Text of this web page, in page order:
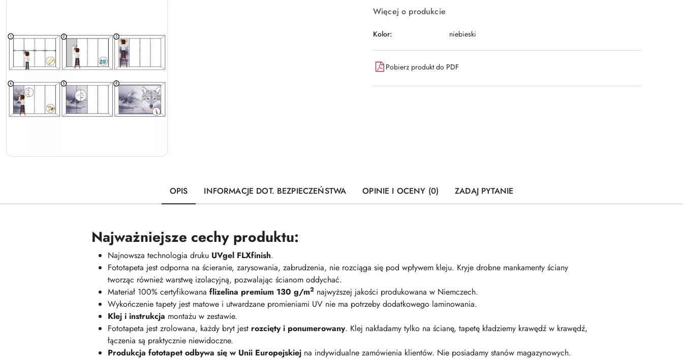
Więcej o produkcie
Kolor: niebieski
Pobierz produkt do PDF
OPIS INFORMACJE DOT. BEZPIECZEŃSTWA OPINIE I OCENY (0) ZADAJ PYTANIE
Najważniejsze cechy produktu:
Najnowsza technologia druku UVgel FLXfinish.
Fototapeta jest odporna na ścieranie, zarysowania, zabrudzenia, nie rozciąga się pod wpływem kleju. Kryje drobne mankamenty ściany
tworząc również warstwę izolacyjną, pozwalając ścianom oddychać.
Materiał 100% certyfikowana flizelina premium 130 g/m2 najwyższej jakości produkowana w Niemczech.
Wykończenie tapety jest matowe i utwardzane promieniami UV nie ma potrzeby dodatkowego laminowania.
Klej i instrukcja montażu w zestawie.
Fototapeta jest zrolowana, każdy bryt jest rozcięty i ponumerowany. Klej nakładamy tylko na ścianę, tapetę kładziemy krawędź w krawędź,
łączenia są praktycznie niewidoczne.
Produkcja fototapet odbywa się w Unii Europejskiej na indywidualne zamówienia klientów. Nie posiadamy stanów magazynowych.